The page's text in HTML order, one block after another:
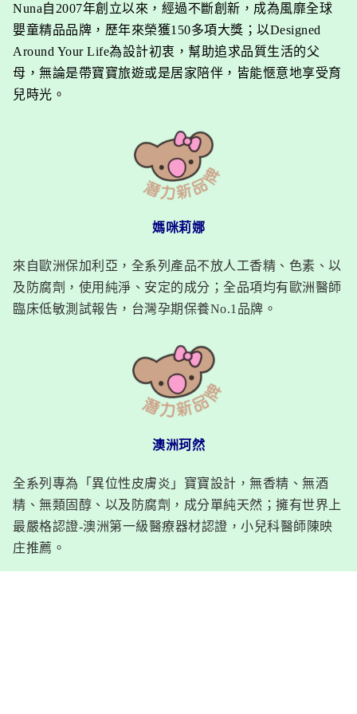
Nuna自2007年創立以來，經過不斷創新，成為風靡全球
嬰童精品品牌，歷年來榮獲150多項大獎；以Designed
Around Your Life為設計初衷，幫助追求品質生活的父
母，無論是帶寶寶旅遊或是居家陪伴，皆能愜意地享受育
兒時光。
媽咪莉娜
來自歐洲保加利亞，全系列產品不放人工香精、色素、以
及防腐劑，使用純淨、安定的成分；全品項均有歐洲醫師
臨床低敏測試報告，台灣孕期保養No.1品牌。
澳洲珂然
全系列專為「異位性皮膚炎」寶寶設計，無香精、無酒
精、無類固醇、以及防腐劑，成分單純天然；擁有世界上
最嚴格認證-澳洲第一級醫療器材認證，小兒科醫師陳映
庄推薦。